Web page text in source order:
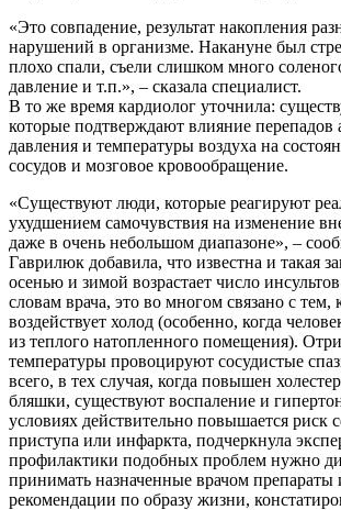
«Это совпадение, результат накопления
нарушений в организме. Накануне был
плохо спали, съели слишком много
давление и т.п.», – сказала специалист.
В то же время кардиолог уточнила:
которые подтверждают влияние перепадов
давления и температуры воздуха на
сосудов и мозговое кровообращение.
«Существуют люди, которые реагируют
ухудшением самочувствия на изменение
даже в очень небольшом диапазоне», –
Гаврилюк добавила, что известна и такая
осенью и зимой возрастает число
словам врача, это во многом связано с тем,
воздействует холод (особенно, когда
из теплого натопленного помещения).
температуры провоцируют сосудистые
всего, в тех случая, когда повышен
бляшки, существуют воспаление и
условиях действительно повышается риск
приступа или инфаркта, подчеркнула
профилактики подобных проблем нужно
принимать назначенные врачом препараты
рекомендации по образу жизни,